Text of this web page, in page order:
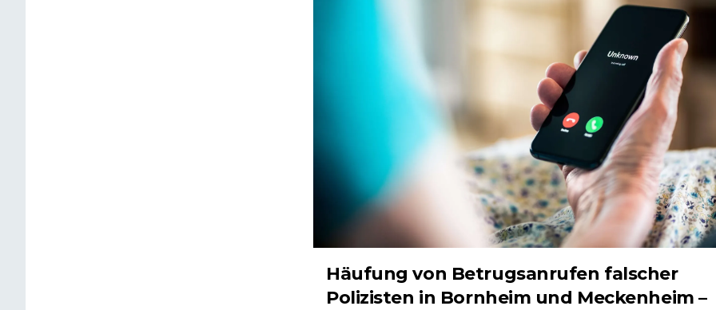
Häufung von Betrugsanrufen falscher
Polizisten in Bornheim und Meckenheim –